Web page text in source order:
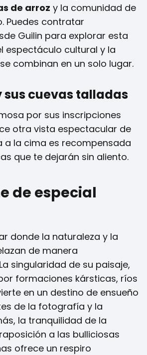
de arroz y la comunidad de
Puedes contratar
Guilin para explorar esta
espectáculo cultural y la
combinan en un solo lugar.
sus cuevas talladas
por sus inscripciones
otra vista espectacular de
a la cima es recompensada
que te dejarán sin aliento.
de especial
donde la naturaleza y la
de manera
singularidad de su paisaje,
formaciones kársticas, ríos
en un destino de ensueño
de la fotografía y la
la tranquilidad de la
a las bulliciosas
ofrece un respiro